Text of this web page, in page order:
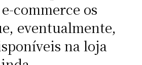
commerce os
eventualmente,
na loja